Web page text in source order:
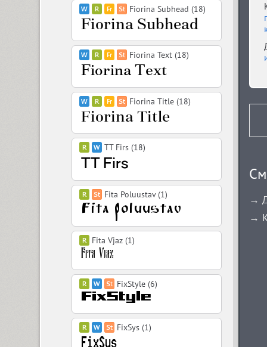
Fiorina Subhead (18)
Fiorina Text (18)
Fiorina Title (18)
TT Firs (18)
Fita Poluustav (1)
Fita Vjaz (1)
FixStyle (6)
FixSys (1)
→
→